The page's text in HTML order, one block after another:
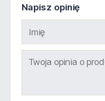
Napisz opinię